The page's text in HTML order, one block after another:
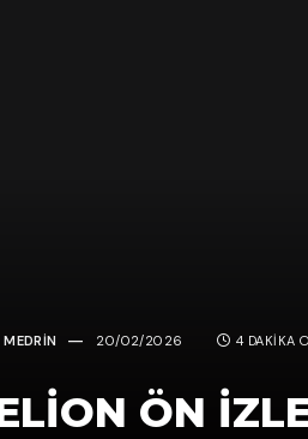
MEDRIN 20/02/2026 4 DAKIKA
ÖN